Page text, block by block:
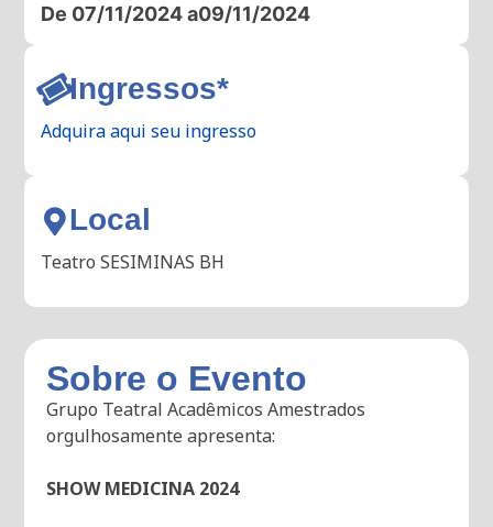
De 07/11/2024 a09/11/2024
Ingressos*
Adquira aqui seu ingresso
Local
Teatro SESIMINAS BH
Sobre o Evento
Grupo Teatral Acadêmicos Amestrados
orgulhosamente apresenta:
SHOW MEDICINA 2024